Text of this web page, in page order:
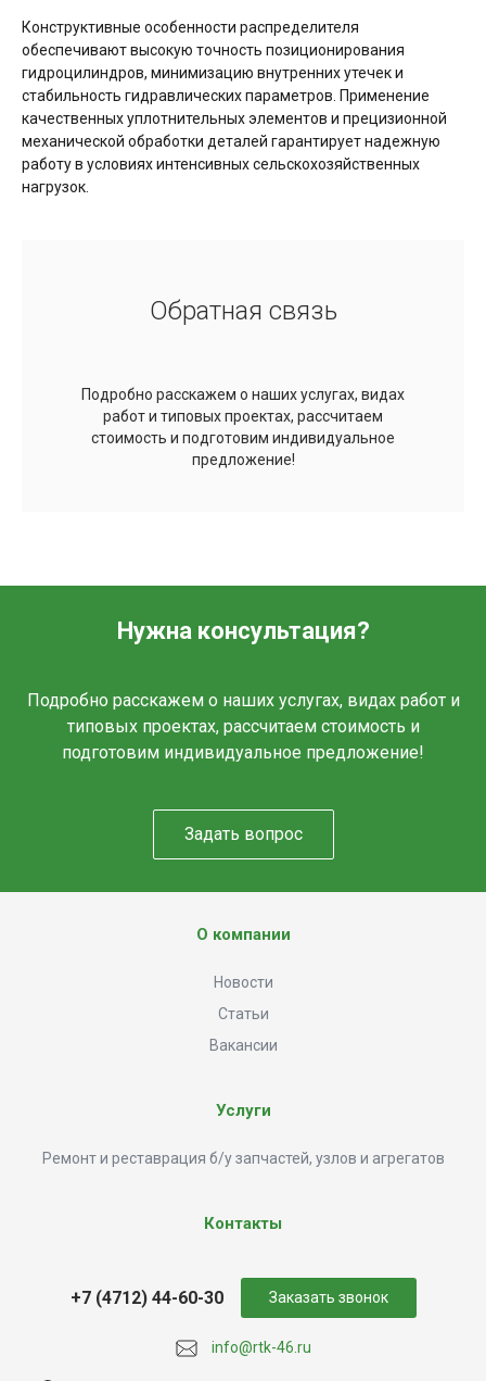
Конструктивные особенности распределителя
обеспечивают высокую точность позиционирования
гидроцилиндров, минимизацию внутренних утечек и
стабильность гидравлических параметров. Применение
качественных уплотнительных элементов и прецизионной
механической обработки деталей гарантирует надежную
работу в условиях интенсивных сельскохозяйственных
нагрузок.
Обратная связь
Подробно расскажем о наших услугах, видах
работ и типовых проектах, рассчитаем
стоимость и подготовим индивидуальное
предложение!
Нужна консультация?
Подробно расскажем о наших услугах, видах работ и
типовых проектах, рассчитаем стоимость и
подготовим индивидуальное предложение!
Задать вопрос
О компании
Новости
Статьи
Вакансии
Услуги
Ремонт и реставрация б/у запчастей, узлов и агрегатов
Контакты
info@rtk-46.ru
+7 (4712) 44-60-30 Заказать звонок